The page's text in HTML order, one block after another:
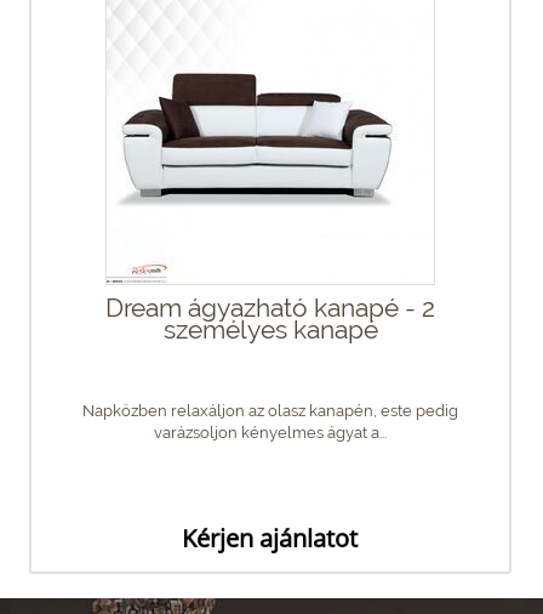
Dream ágyazható kanapé - 2
személyes kanapé
Napközben relaxáljon az olasz kanapén, este pedig
varázsoljon kényelmes ágyat a...
Kérjen ajánlatot